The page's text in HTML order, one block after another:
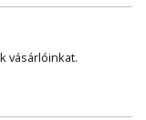
vásárlóinkat.